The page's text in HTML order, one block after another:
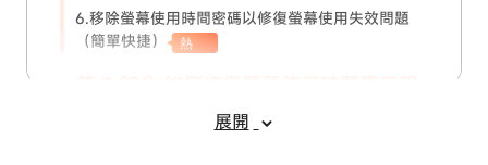
6.移除螢幕使用時間密碼以修復螢幕使用失效問題
（簡單快捷）
熱
展開